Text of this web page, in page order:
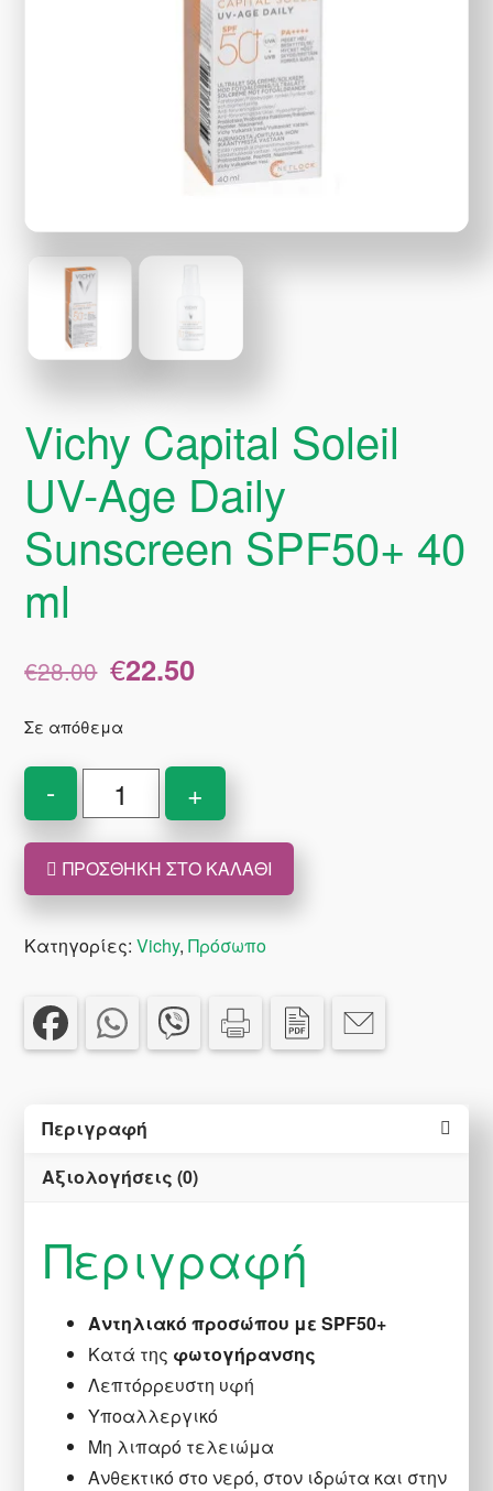
Vichy Capital Soleil
UV-Age Daily
Sunscreen SPF50+ 40
ml
€28.00 Original
price
€28.00.
€22.50
€22.50.
Σε απόθεμα
-
Vichy
Capital
Soleil
UV-
Daily
SPF50+
ml
+
ΠΡΟΣΘΉΚΗ ΣΤΟ ΚΑΛΆΘΙ
Κατηγορίες:Vichy,Πρόσωπο
Περιγραφή
Αξιολογήσεις (0)
Περιγραφή
Αντηλιακό προσώπου με SPF50+
Κατά της φωτογήρανσης
Λεπτόρρευστη υφή
Υποαλλεργικό
Μη λιπαρό τελειώμα
Ανθεκτικό στο νερό, στον ιδρώτα και στην